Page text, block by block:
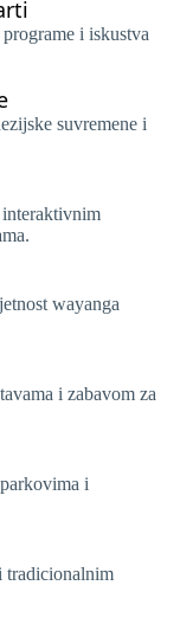
i iskustva
suvremene i
wayanga
i zabavom za
i
tradicionalnim